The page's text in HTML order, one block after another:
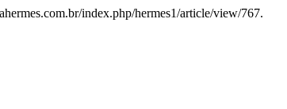
index.php/hermes1/article/view/767.